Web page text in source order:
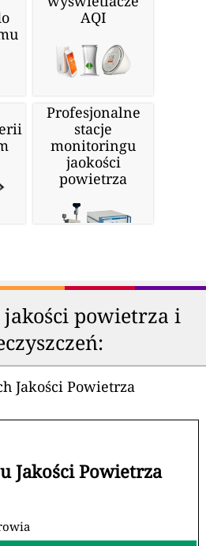
AQI
Profesjonalne
stacje
monitoringu
jaokości
powietrza
powietrza i
Jakości Powietrza
Jakości Powietrza